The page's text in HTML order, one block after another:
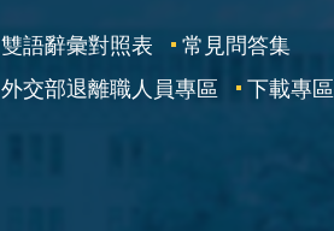
雙語辭彙對照表
常見問答集
外交部退離職人員專區
下載專區